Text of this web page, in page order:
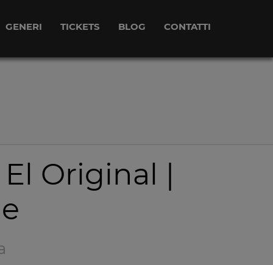
GENERI TICKETS BLOG CONTATTI
Original |